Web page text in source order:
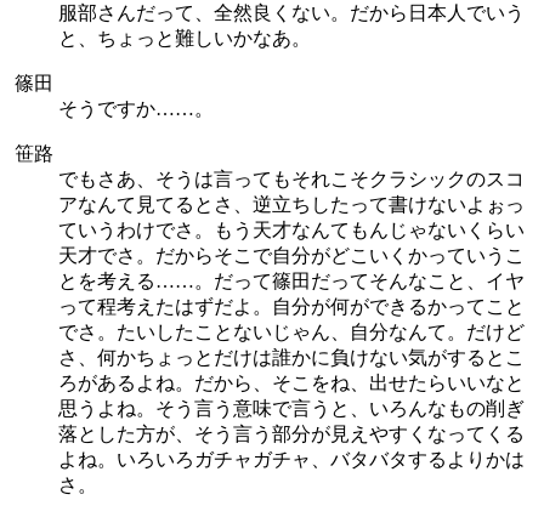
服部さんだって、全然良くない。だから日本人でいう
と、ちょっと難しいかなあ。
篠田
そうですか……。
笹路
でもさあ、そうは言ってもそれこそクラシックのスコ
アなんて見てるとさ、逆立ちしたって書けないよぉっ
ていうわけでさ。もう天才なんてもんじゃないくらい
天才でさ。だからそこで自分がどこいくかっていうこ
とを考える……。だって篠田だってそんなこと、イヤ
って程考えたはずだよ。自分が何ができるかってこと
でさ。たいしたことないじゃん、自分なんて。だけど
さ、何かちょっとだけは誰かに負けない気がするとこ
ろがあるよね。だから、そこをね、出せたらいいなと
思うよね。そう言う意味で言うと、いろんなもの削ぎ
落とした方が、そう言う部分が見えやすくなってくる
よね。いろいろガチャガチャ、バタバタするよりかは
さ。